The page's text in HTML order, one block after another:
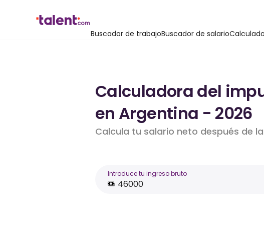
Buscador de trabajoBuscador de salario
Calculadora del
en Argentina - 2026
Calcula tu salario neto después de
Introduce tu ingreso bruto